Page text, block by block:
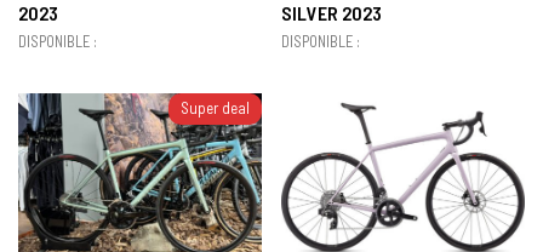
2023
DISPONIBLE :
SILVER 2023
DISPONIBLE :
Super deal